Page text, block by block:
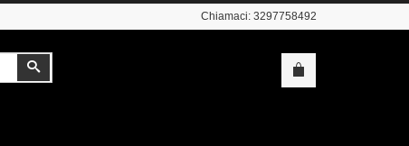
Chiamaci: 3297758492
Cerca